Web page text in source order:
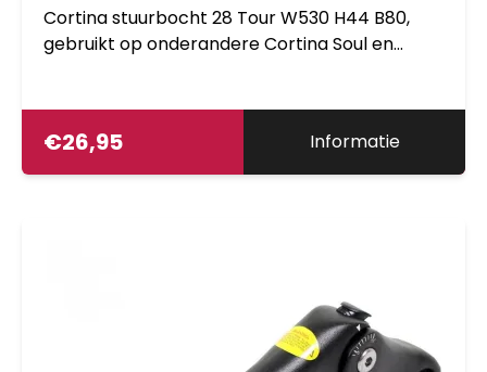
Cortina stuurbocht 28 Tour W530 H44 B80,
gebruikt op onderandere Cortina Soul en
€26,95 Informatie